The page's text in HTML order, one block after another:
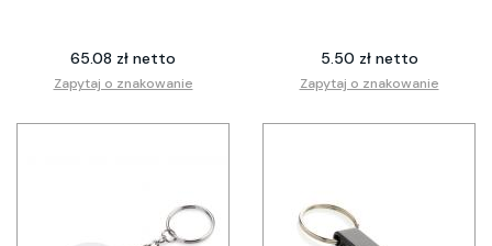
65.08 zł netto
Zapytaj o znakowanie
5.50 zł netto
Zapytaj o znakowanie